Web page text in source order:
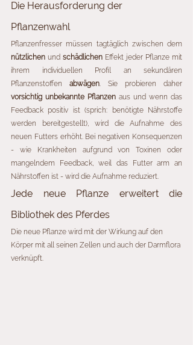
Die Herausforderung der
Pflanzenwahl
nützlichen und schädlichen Effekt jeder Pflanze mit
ihrem individuellen Profil an sekundären
Pflanzenstoffen abwägen
vorsichtig unbekannte Pflanzen aus und wenn das
Feedback positiv ist (sprich: benötigte Nährstoffe
werden bereitgestellt), wird die Aufnahme des
neuen Futters erhöht. Bei negativen Konsequenzen
- wie Krankheiten aufgrund von Toxinen oder
mangelndem Feedback, weil das Futter arm an
Nährstoffen ist - wird die Aufnahme reduziert.
Jede neue Pflanze erweitert die
Bibliothek des Pferdes
Die neue Pflanze wird mit der Wirkung auf den
Körper mit all seinen Zellen und auch der Darmflora
verknüpft.